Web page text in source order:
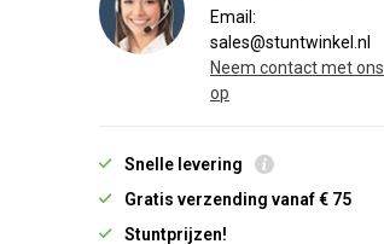
Email:
sales@stuntwinkel.nl
Neem contact met ons
op
Snelle levering
Gratis verzending vanaf € 75
Stuntprijzen!